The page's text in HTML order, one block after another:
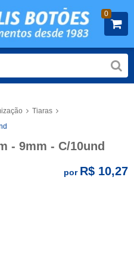
0
Tiaras
- 9mm - C/10und
por R$ 10,27